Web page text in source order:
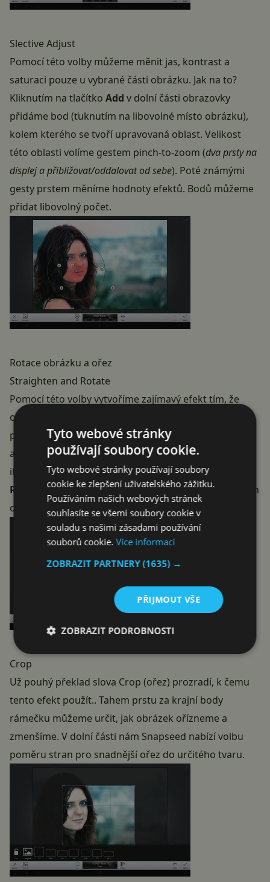
Slective Adjust
Pomocí této volby můžeme měnit jas, kontrast a
saturaci pouze u vybrané části obrázku. Jak na to?
Kliknutím na tlačítko Add v dolní části obrazovky
přidáme bod (ťuknutím na libovolné místo obrázku),
kolem kterého se tvoří upravovaná oblast. Velikost
této oblasti volíme gestem pinch-to-zoom (dva prsty na
displej a přibližovat/oddalovat od sebe). Poté známými
gesty prstem měníme hodnoty efektů. Bodů můžeme
přidat libovolný počet.
Rotace obrázku a ořez
Straighten and Rotate
Pomocí této volby vytvoříme zajímavý efekt tím, že
obrázek mírně pootočíme a ořežeme. A jak tento trik
použít? Jednoduše posunem prstu do stran či nahoru
a dolů. Obrázek se poté sám začne pomalu otáček a
ihned vidíme, jaká část bude ořezána. Pomocí voleb
Rotate Lefta Rotate Rightmůžeme ještě otočit celým
obrázkem o 90°.
Crop
Už pouhý překlad slova Crop (ořez) prozradí, k čemu
tento efekt použít.. Tahem prstu za krajní body
rámečku můžeme určit, jak obrázek ořízneme a
zmenšíme. V dolní části nám Snapseed nabízí volbu
poměru stran pro snadnější ořez do určitého tvaru.
Tyto webové stránky
používají soubory cookie.
Tyto webové stránky používají soubory
cookie ke zlepšení uživatelského zážitku.
Používáním našich webových stránek
souhlasíte se všemi soubory cookie v
souladu s našimi zásadami používání
souborů cookie.Více informací
ZOBRAZIT PARTNERY(1635) →
PŘIJMOUT VŠE
ZOBRAZIT PODROBNOSTI